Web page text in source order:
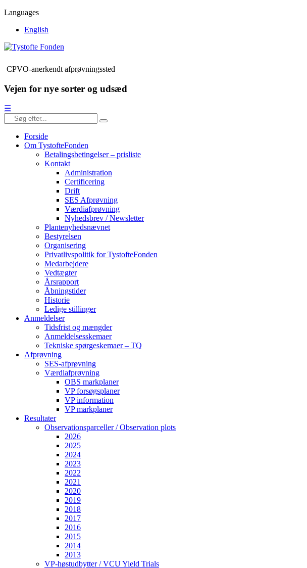
Languages
English
CPVO-anerkendt afprøvningssted
Vejen for nye sorter og udsæd
☰
Forside
Om TystofteFonden
Betalingsbetingelser – prisliste
Kontakt
Administration
Certificering
Drift
SES Afprøvning
Værdiafprøvning
Nyhedsbrev / Newsletter
Plantenyhedsnævnet
Bestyrelsen
Organisering
Privatlivspolitik for TystofteFonden
Medarbejdere
Vedtægter
Årsrapport
Åbningstider
Historie
Ledige stillinger
Anmeldelser
Tidsfrist og mængder
Anmeldelsesskemaer
Tekniske spørgeskemaer – TQ
Afprøvning
SES-afprøvning
Værdiafprøvning
OBS markplaner
VP forsøgsplaner
VP information
VP markplaner
Resultater
Observationsparceller / Observation plots
2026
2025
2024
2023
2022
2021
2020
2019
2018
2017
2016
2015
2014
2013
VP-høstudbytter / VCU Yield Trials